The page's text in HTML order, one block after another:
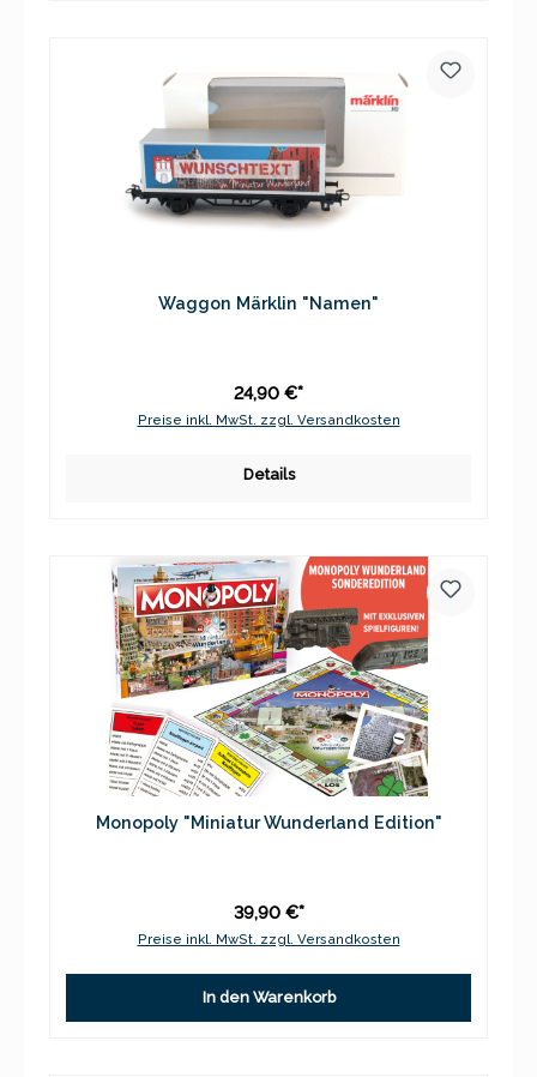
Waggon Märklin "Namen"
24,90 €*
Preise inkl. MwSt. zzgl. Versandkosten
Details
Monopoly "Miniatur Wunderland Edition"
39,90 €*
Preise inkl. MwSt. zzgl. Versandkosten
In den Warenkorb